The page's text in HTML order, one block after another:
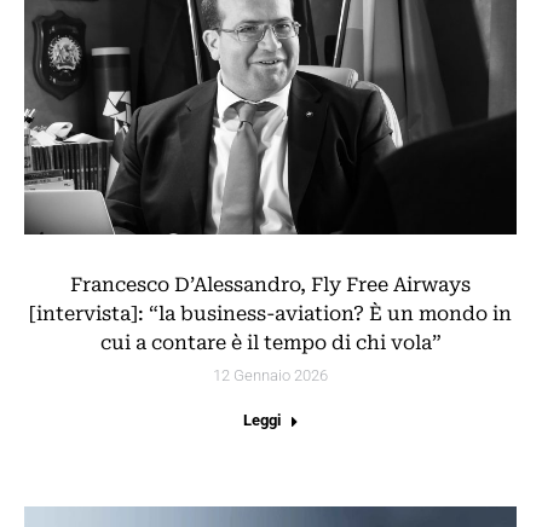
Francesco D’Alessandro, Fly Free Airways
[intervista]: “la business-aviation? È un mondo in
cui a contare è il tempo di chi vola”
12 Gennaio 2026
Leggi